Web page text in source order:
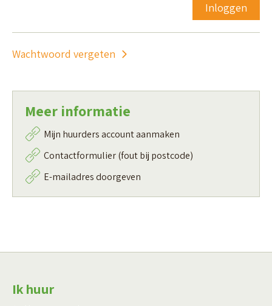
Inloggen
Wachtwoord vergeten
Meer informatie
Mijn huurders account aanmaken
Contactformulier (fout bij postcode)
E-mailadres doorgeven
Contactinformatie
Ik huur